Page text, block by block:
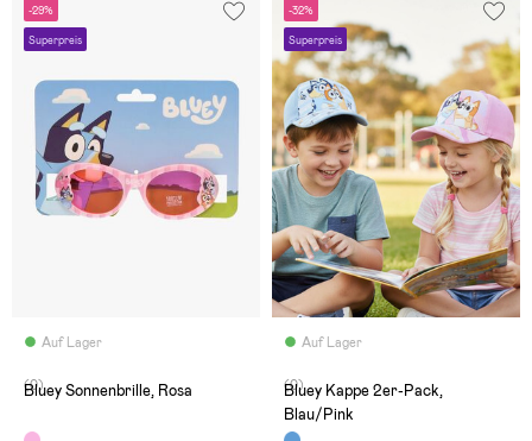
-29%
Superpreis
Auf Lager
(0)
Bluey Sonnenbrille, Rosa
-32%
Superpreis
Auf Lager
(0)
Bluey Kappe 2er-Pack,
Blau/Pink